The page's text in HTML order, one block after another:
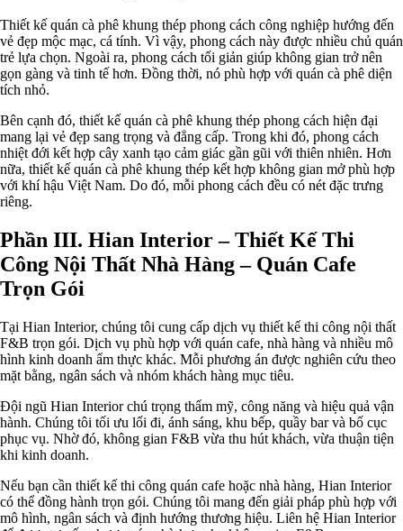
Thiết kế quán cà phê khung thép phong cách công nghiệp hướng đến
vẻ đẹp mộc mạc, cá tính. Vì vậy, phong cách này được nhiều chủ quán
trẻ lựa chọn. Ngoài ra, phong cách tối giản giúp không gian trở nên
gọn gàng và tinh tế hơn. Đồng thời, nó phù hợp với quán cà phê diện
tích nhỏ.
Bên cạnh đó, thiết kế quán cà phê khung thép phong cách hiện đại
mang lại vẻ đẹp sang trọng và đẳng cấp. Trong khi đó, phong cách
nhiệt đới kết hợp cây xanh tạo cảm giác gần gũi với thiên nhiên. Hơn
nữa, thiết kế quán cà phê khung thép kết hợp không gian mở phù hợp
với khí hậu Việt Nam. Do đó, mỗi phong cách đều có nét đặc trưng
riêng.
Phần III. Hian Interior – Thiết Kế Thi
Công Nội Thất Nhà Hàng – Quán Cafe
Trọn Gói
Tại Hian Interior, chúng tôi cung cấp dịch vụ thiết kế thi công nội thất
F&B trọn gói. Dịch vụ phù hợp với quán cafe, nhà hàng và nhiều mô
hình kinh doanh ẩm thực khác. Mỗi phương án được nghiên cứu theo
mặt bằng, ngân sách và nhóm khách hàng mục tiêu.
Đội ngũ Hian Interior chú trọng thẩm mỹ, công năng và hiệu quả vận
hành. Chúng tôi tối ưu lối đi, ánh sáng, khu bếp, quầy bar và bố cục
phục vụ. Nhờ đó, không gian F&B vừa thu hút khách, vừa thuận tiện
khi kinh doanh.
Nếu bạn cần thiết kế thi công quán cafe hoặc nhà hàng, Hian Interior
có thể đồng hành trọn gói. Chúng tôi mang đến giải pháp phù hợp với
mô hình, ngân sách và định hướng thương hiệu. Liên hệ Hian Interior